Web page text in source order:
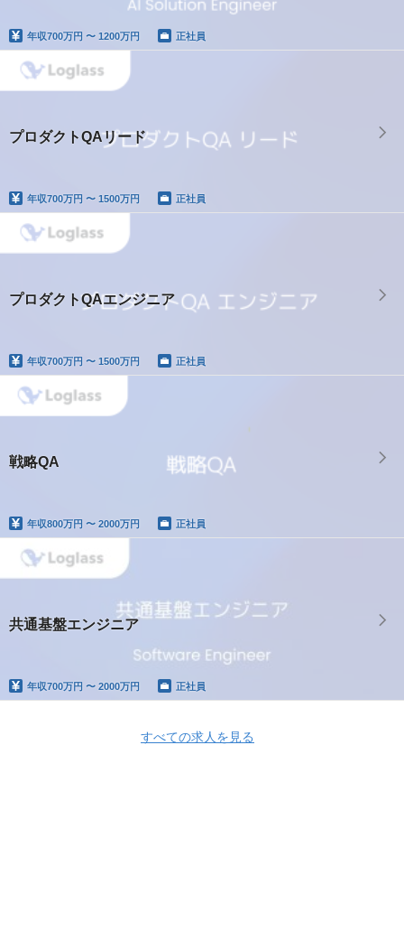
年収700万円 〜 1200万円 正社員
プロダクトQAリード
年収700万円 〜 1500万円 正社員
プロダクトQAエンジニア
年収700万円 〜 1500万円 正社員
戦略QA
年収800万円 〜 2000万円 正社員
共通基盤エンジニア
年収700万円 〜 2000万円 正社員
すべての求人を見る